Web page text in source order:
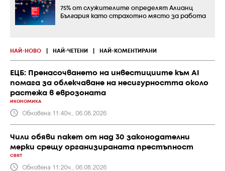
НАЙ-НОВО НАЙ-ЧЕТЕНИ НАЙ-КОМЕНТИРАНИ
ЕЦБ: Пренасочването на инвестициите към AI
помага за облекчаване на несигурността около
растежа в еврозоната
ИКОНОМИКА
Обновена 11:40ч., 06.08.2026
Чили обяви пакет от над 30 законодателни
мерки срещу организираната престъпност
СВЯТ
Обновена 11:20ч., 06.08.2026
75% от служителите определят Алианц
България като страхотно място за работа